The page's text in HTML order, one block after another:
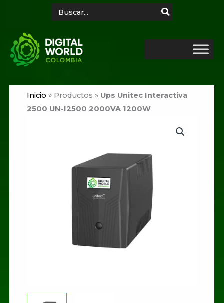
contenido
for:
Inicio » Productos » Ups Unitec Interactiva
2500 UN-I2500 2000VA 1200W